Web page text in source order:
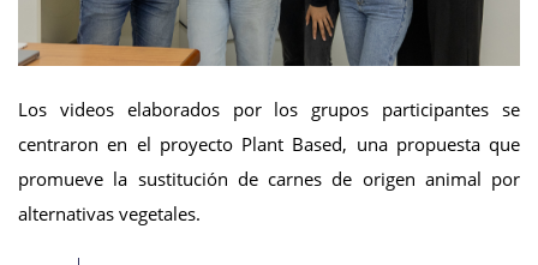
Los videos elaborados por los grupos participantes se
centraron en el proyecto Plant Based, una propuesta que
promueve la sustitución de carnes de origen animal por
alternativas vegetales.